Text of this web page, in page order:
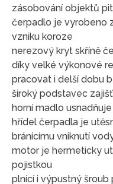
zásobování objektů
čerpadlo je vyrobeno
vzniku koroze
nerezový kryt skříně
díky velké výkonové
pracovat i delší dobu
široký podstavec
horní madlo
hřídel čerpadla je
bránícímu vniknutí
motor je hermeticky
pojistkou
plnící i výpustný šroub